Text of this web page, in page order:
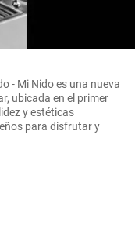
- Mi Nido es una nueva
ubicada en el primer
y estéticas
para disfrutar y